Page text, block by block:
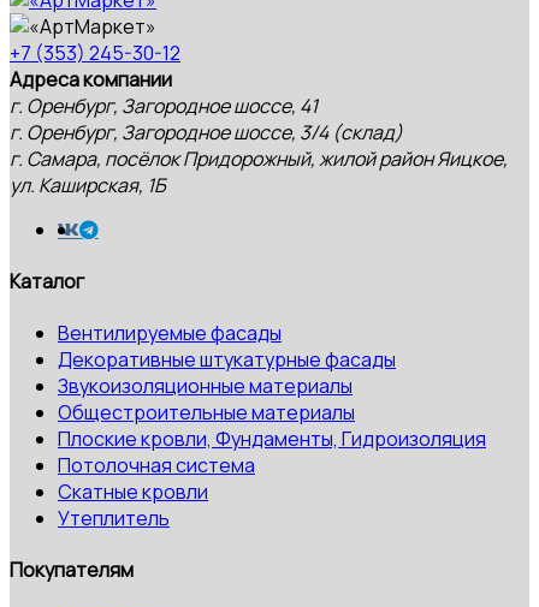
+7 (353) 245-30-12
Адреса компании
г. Оренбург, Загородное шоссе, 41
г. Оренбург, Загородное шоссе, 3/4 (склад)
г. Самара, посёлок Придорожный, жилой район Яицкое,
ул. Каширская, 1Б
Каталог
Вентилируемые фасады
Декоративные штукатурные фасады
Звукоизоляционные материалы
Общестроительные материалы
Плоские кровли, Фундаменты, Гидроизоляция
Потолочная система
Скатные кровли
Утеплитель
Покупателям